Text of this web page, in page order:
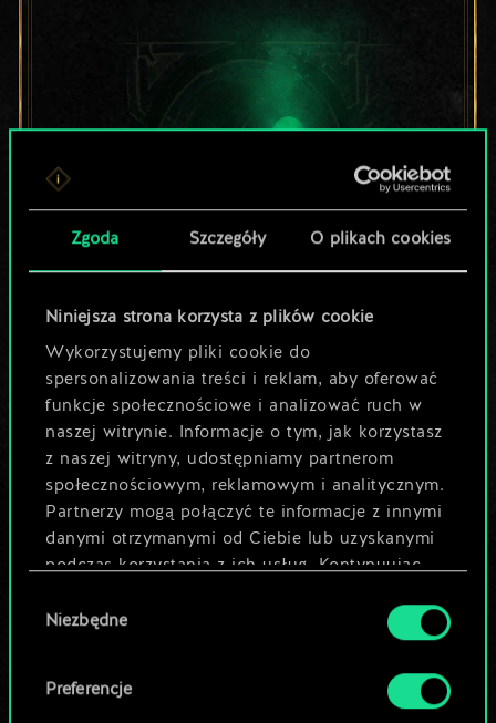
Zgoda Szczegóły O plikach cookies
Niniejsza strona korzysta z plików cookie
Wykorzystujemy pliki cookie do
spersonalizowania treści i reklam, aby oferować
funkcje społecznościowe i analizować ruch w
naszej witrynie. Informacje o tym, jak korzystasz
z naszej witryny, udostępniamy partnerom
społecznościowym, reklamowym i analitycznym.
Partnerzy mogą połączyć te informacje z innymi
danymi otrzymanymi od Ciebie lub uzyskanymi
podczas korzystania z ich usług. Kontynuując
używanie plików cookie.
zgody
Niezbędne
Preferencje
Lubisz grać tą talią?
Pomóż społeczności
odkryć jej
potencjał!
Nazwij talię i opisz swoją strategię